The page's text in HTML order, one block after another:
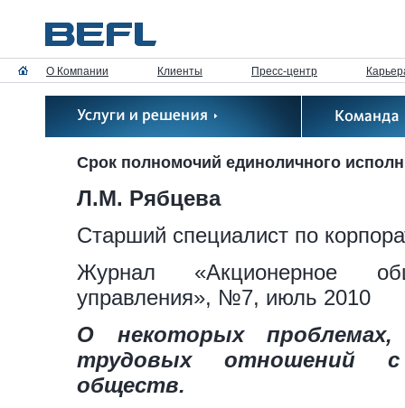
О Компании Клиенты Пресс-центр
Срок полномочий единоличного
Л.М. Рябцева
Старший специалист по
Журнал «Акционерное
управления», №7, июль 2010
О некоторых проблемах,
трудовых отношений с
обществ.